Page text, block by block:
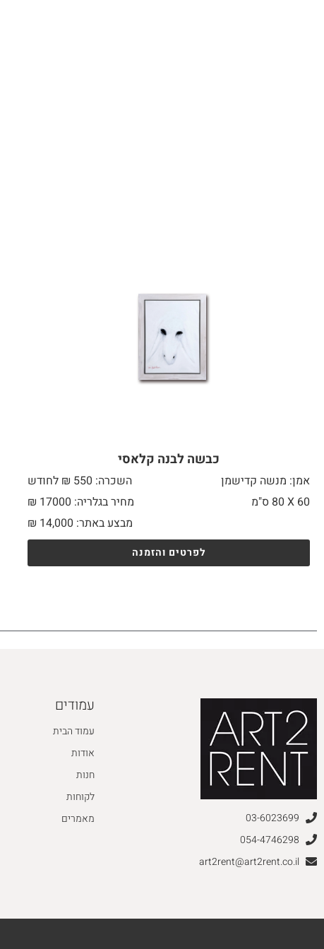
כבשה לבנה קלאסי
אמן: מנשה קדישמן
השכרה: 550 ₪ לחודש
60 X
מחיר בגלריה: 17000 ₪
מבצע באתר:
₪ 14,000
לפרטים והזמנה
03-6023699
054-4746298
art2rent@art2rent.co.il
עמודים
עמוד הבית
אודות
חנות
לקוחות
מאמרים